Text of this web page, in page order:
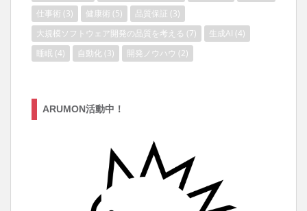
仕事術 (3) 健康術 (5) 品質保証 (3)
大規模ソフトウェア開発の品質を考える (7) 生成AI (4)
睡眠 (4) 自動化 (3) 開発ノウハウ (2)
ARUMON活動中！